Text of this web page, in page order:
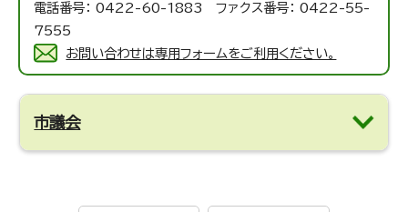
電話番号： 0422-60-1883 ファクス番号： 0422-55-
7555
お問い合わせは専用フォームをご利用ください。
市議会